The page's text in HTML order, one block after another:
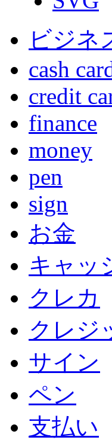
ビジネ
cash
credit
finance
money
pen
sign
お金
キャッ
クレカ
クレジ
サイン
ペン
支払い